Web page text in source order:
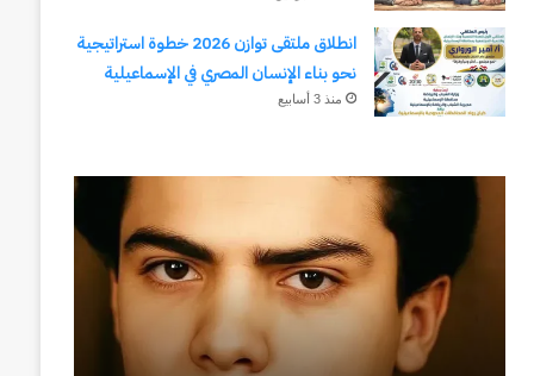
انطلاق ملتقى توازن 2026 خطوة استراتيجية
نحو بناء الإنسان المصري في الإسماعيلية
منذ 3 أسابيع
مدرسةِ